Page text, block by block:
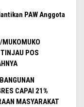
PAW Anggota
POS
CAPAI 21%
MASYARAKAT